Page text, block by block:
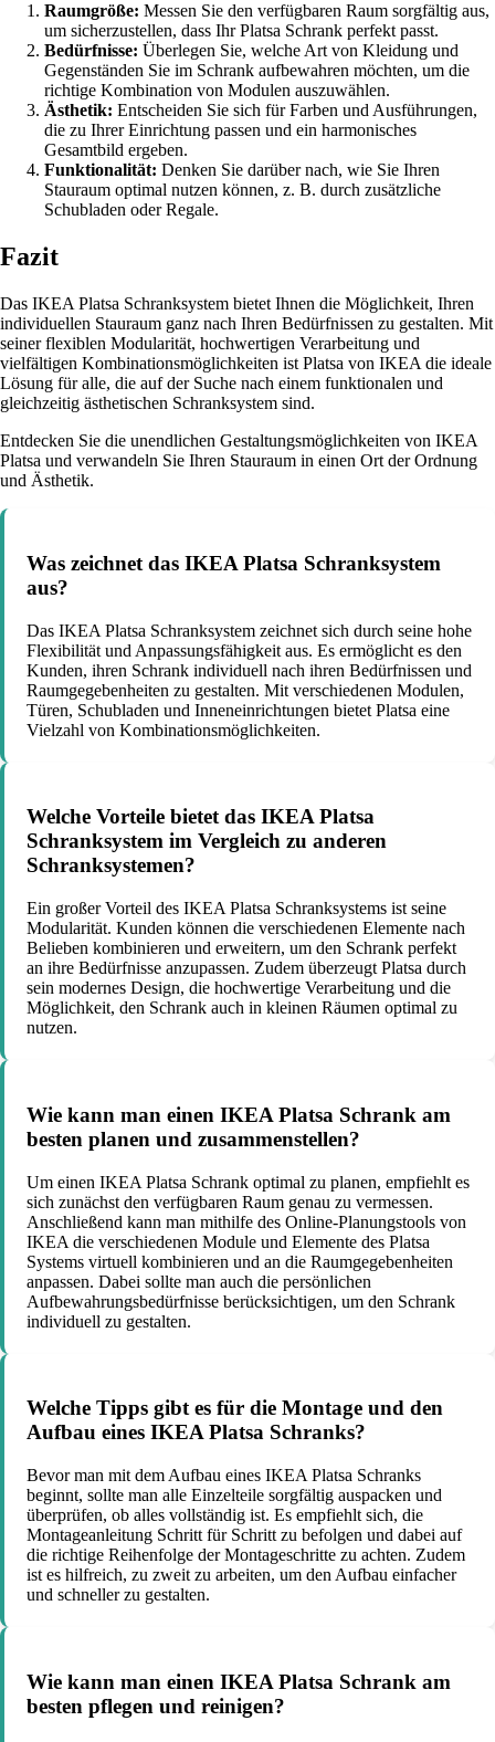
Raumgröße: Messen Sie den verfügbaren Raum sorgfältig aus,
um sicherzustellen, dass Ihr Platsa Schrank perfekt passt.
Bedürfnisse: Überlegen Sie, welche Art von Kleidung und
Gegenständen Sie im Schrank aufbewahren möchten, um die
richtige Kombination von Modulen auszuwählen.
Ästhetik: Entscheiden Sie sich für Farben und Ausführungen,
die zu Ihrer Einrichtung passen und ein harmonisches
Gesamtbild ergeben.
Funktionalität: Denken Sie darüber nach, wie Sie Ihren
Stauraum optimal nutzen können, z. B. durch zusätzliche
Schubladen oder Regale.
Fazit
Das IKEA Platsa Schranksystem bietet Ihnen die Möglichkeit, Ihren
individuellen Stauraum ganz nach Ihren Bedürfnissen zu gestalten. Mit
seiner flexiblen Modularität, hochwertigen Verarbeitung und
vielfältigen Kombinationsmöglichkeiten ist Platsa von IKEA die ideale
Lösung für alle, die auf der Suche nach einem funktionalen und
gleichzeitig ästhetischen Schranksystem sind.
Entdecken Sie die unendlichen Gestaltungsmöglichkeiten von IKEA
Platsa und verwandeln Sie Ihren Stauraum in einen Ort der Ordnung
und Ästhetik.
Was zeichnet das IKEA Platsa Schranksystem
aus?
Das IKEA Platsa Schranksystem zeichnet sich durch seine hohe
Flexibilität und Anpassungsfähigkeit aus. Es ermöglicht es den
Kunden, ihren Schrank individuell nach ihren Bedürfnissen und
Raumgegebenheiten zu gestalten. Mit verschiedenen Modulen,
Türen, Schubladen und Inneneinrichtungen bietet Platsa eine
Vielzahl von Kombinationsmöglichkeiten.
Welche Vorteile bietet das IKEA Platsa
Schranksystem im Vergleich zu anderen
Schranksystemen?
Ein großer Vorteil des IKEA Platsa Schranksystems ist seine
Modularität. Kunden können die verschiedenen Elemente nach
Belieben kombinieren und erweitern, um den Schrank perfekt
an ihre Bedürfnisse anzupassen. Zudem überzeugt Platsa durch
sein modernes Design, die hochwertige Verarbeitung und die
Möglichkeit, den Schrank auch in kleinen Räumen optimal zu
nutzen.
Wie kann man einen IKEA Platsa Schrank am
besten planen und zusammenstellen?
Um einen IKEA Platsa Schrank optimal zu planen, empfiehlt es
sich zunächst den verfügbaren Raum genau zu vermessen.
Anschließend kann man mithilfe des Online-Planungstools von
IKEA die verschiedenen Module und Elemente des Platsa
Systems virtuell kombinieren und an die Raumgegebenheiten
anpassen. Dabei sollte man auch die persönlichen
Aufbewahrungsbedürfnisse berücksichtigen, um den Schrank
individuell zu gestalten.
Welche Tipps gibt es für die Montage und den
Aufbau eines IKEA Platsa Schranks?
Bevor man mit dem Aufbau eines IKEA Platsa Schranks
beginnt, sollte man alle Einzelteile sorgfältig auspacken und
überprüfen, ob alles vollständig ist. Es empfiehlt sich, die
Montageanleitung Schritt für Schritt zu befolgen und dabei auf
die richtige Reihenfolge der Montageschritte zu achten. Zudem
ist es hilfreich, zu zweit zu arbeiten, um den Aufbau einfacher
und schneller zu gestalten.
Wie kann man einen IKEA Platsa Schrank am
besten pflegen und reinigen?